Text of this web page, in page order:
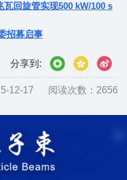
回旋管实现500 kW/100 s
招募启事
分享到:
12-17 阅读次数： 2656